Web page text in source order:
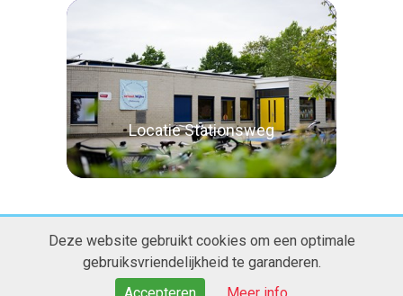
Lees verder
Locatie Stationsweg
Deze website gebruikt cookies om een optimale
gebruiksvriendelijkheid te garanderen.